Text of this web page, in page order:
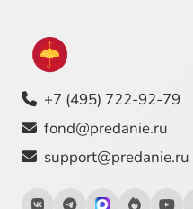
+7 (495) 722-92-79
fond@predanie.ru
support@predanie.ru